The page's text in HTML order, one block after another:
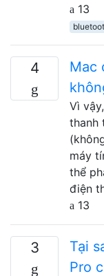
13
4
Mac
Vì
thanh
máy
thể
điện
13
3
Tại
Pro